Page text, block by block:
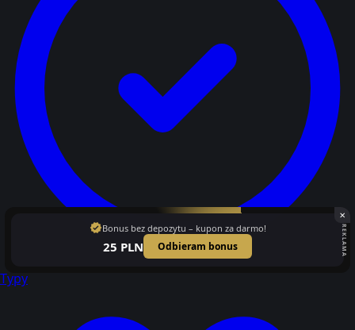
✕
verifiedBonus bez depozytu – kupon za darmo!
25 PLN Odbieram bonus REKLAMA
Typy